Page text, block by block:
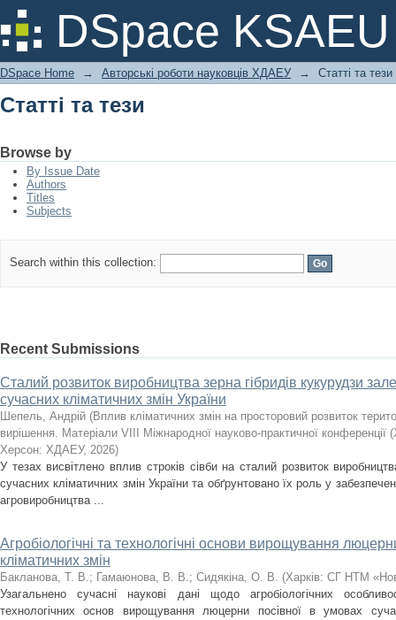
DSpace KSAEU
Статті та тези
DSpace Home → Авторські роботи науковців ХДАЕУ → Статті та тези
Статті та тези
Browse by
By Issue Date
Authors
Titles
Subjects
Search within this collection:
Recent Submissions
Сталий розвиток виробництва зерна гібридів кукурудзи
сучасних кліматичних змін України
Шепель, Андрій (Вплив кліматичних змін на просторовий розвиток
вирішення. Матеріали VIII Міжнародної науково-практичної конференції
Херсон: ХДАЕУ, 2026)
У тезах висвітлено вплив строків сівби на сталий розвиток
сучасних кліматичних змін України та обґрунтовано їх роль у
агровиробництва ...
Агробіологічні та технологічні основи вирощування
кліматичних змін
Бакланова, Т. В.; Гамаюнова, В. В.; Сидякіна, О. В. (Харків: СГ НТМ
Узагальнено сучасні наукові дані щодо агробіологічних
технологічних основ вирощування люцерни посівної в умовах